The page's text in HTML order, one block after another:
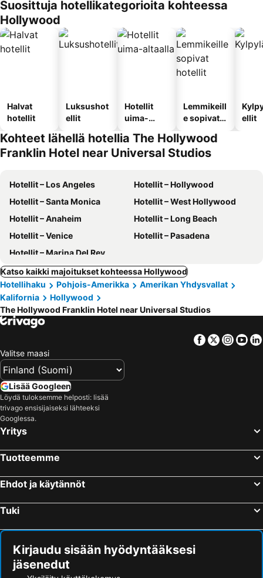
Suosittuja hotellikategorioita kohteessa
Hollywood
Halvat
hotellit
Luksushot
ellit
Hotellit
uima-
Lemmikeill
e sopivat
ellit
Kohteet lähellä hotellia The Hollywood
Franklin Hotel near Universal Studios
Hotellit – Los Angeles
Hotellit – Hollywood
Hotellit – Santa Monica
Hotellit – West Hollywood
Hotellit – Anaheim
Hotellit – Long Beach
Hotellit – Venice
Hotellit – Pasadena
Hotellit – Marina Del Rey
Katso kaikki majoitukset kohteessa Hollywood
Hotellihaku
Pohjois-Amerikka
Amerikan Yhdysvallat
Kalifornia
Hollywood
The Hollywood Franklin Hotel near Universal Studios
Facebook
Twitter
Valitse maasi
Lisää Googleen
Löydä tuloksemme helposti: lisää
trivago ensisijaiseksi lähteeksi
Googlessa.
Yritys
Tuotteemme
Ehdot ja käytännöt
Tuki
Kirjaudu sisään hyödyntääksesi
jäsenedut